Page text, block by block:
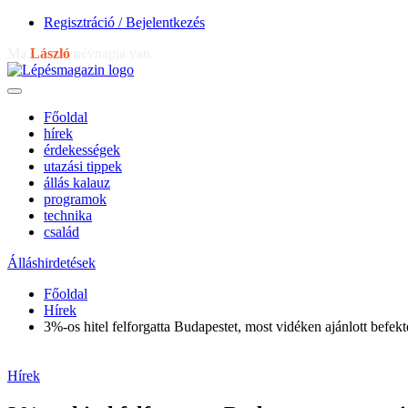
Regisztráció / Bejelentkezés
László
Főoldal
hírek
érdekességek
utazási tippek
állás kalauz
programok
technika
család
Álláshirdetések
Főoldal
Hírek
3%-os hitel felforgatta Budapestet, most vidéken ajánlott
Hírek